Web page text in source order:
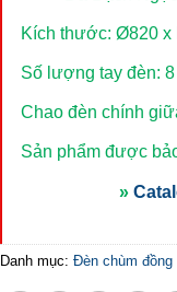
Kích thước: Ø820 x
Số lượng tay đèn:
Chao đèn chính
Sản phẩm được
»
Danh mục: Đèn chùm đồng